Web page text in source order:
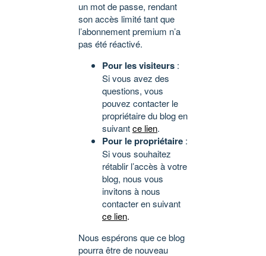
un mot de passe, rendant
son accès limité tant que
l’abonnement premium n’a
pas été réactivé.
Pour les visiteurs :
Si vous avez des
questions, vous
pouvez contacter le
propriétaire du blog en
suivantce lien.
Pour le propriétaire :
Si vous souhaitez
rétablir l’accès à votre
blog, nous vous
invitons à nous
contacter en suivant
ce lien.
Nous espérons que ce blog
pourra être de nouveau